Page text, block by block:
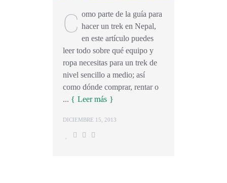
C omo parte de la guía para
hacer un trek en Nepal,
en este artículo puedes
leer todo sobre qué equipo y
ropa necesitas para un trek de
nivel sencillo a medio; así
como dónde comprar, rentar o
...
Leer más
DICIEMBRE 15, 2013